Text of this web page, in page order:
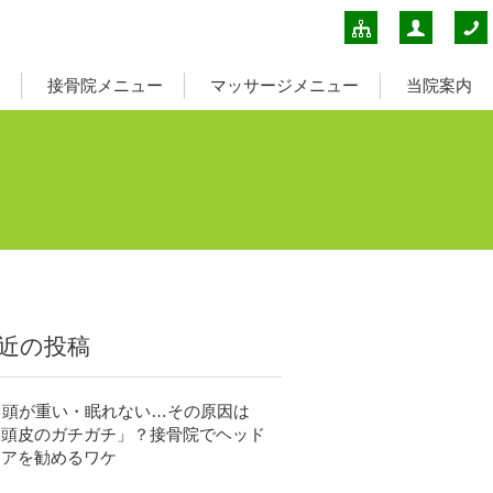
接骨院メニュー マッサージメニュー 当院案内
の投稿
頭が重い・眠れない…その原因は
皮のガチガチ」？接骨院でヘッド
を勧めるワケ